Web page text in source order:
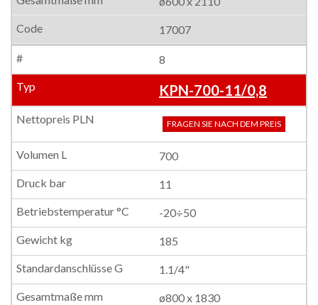
17007
8
KPN-700-11/0,8
FRAGEN SIE NACH DEM PREIS
700
11
-20÷50
185
1.1/4"
ø800 x 1830